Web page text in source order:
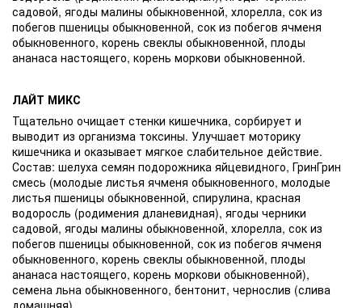
садовой, ягоды малины обыкновенной, хлорелла, сок из
побегов пшеницы обыкновенной, сок из побегов ячменя
обыкновенного, корень свеклы обыкновенной, плоды
ананаса настоящего, корень моркови обыкновенной.
ЛАЙТ МИКС
Тщательно очищает стенки кишечника, сорбирует и
выводит из организма токсины. Улучшает моторику
кишечника и оказывает мягкое слабительное действие.
Состав: шелуха семян подорожника яйцевидного, ГринГрин
смесь (молодые листья ячменя обыкновенного, молодые
листья пшеницы обыкновенной, спирулина, красная
водоросль (родимения дланевидная), ягоды черники
садовой, ягоды малины обыкновенной, хлорелла, сок из
побегов пшеницы обыкновенной, сок из побегов ячменя
обыкновенного, корень свеклы обыкновенной, плоды
ананаса настоящего, корень моркови обыкновенной),
семена льна обыкновенного, бентонит, чернослив (слива
домашняя).